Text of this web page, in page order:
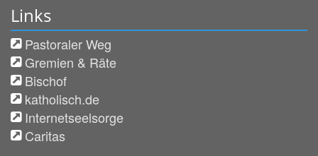
Links
Pastoraler Weg
Gremien & Räte
Bischof
katholisch.de
Internetseelsorge
Caritas